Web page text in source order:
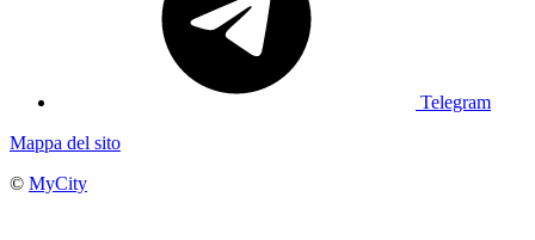
Telegram
Mappa del sito
© MyCity